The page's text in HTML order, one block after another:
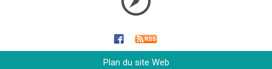
Plan du site Web